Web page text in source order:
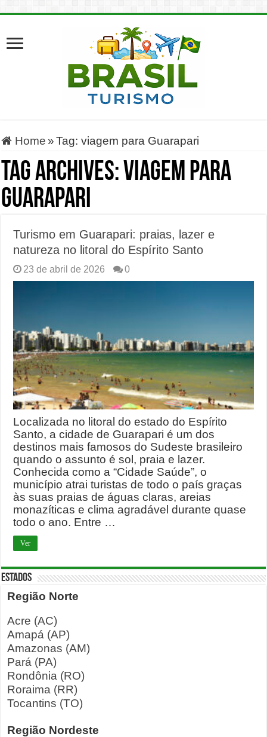
Home » Tag:viagem para Guarapari
Tag Archives: viagem para
Guarapari
Turismo em Guarapari: praias, lazer e
natureza no litoral do Espírito Santo
23 de abril de 2026 0
Localizada no litoral do estado do Espírito
Santo, a cidade de Guarapari é um dos
destinos mais famosos do Sudeste brasileiro
quando o assunto é sol, praia e lazer.
Conhecida como a “Cidade Saúde”, o
município atrai turistas de todo o país graças
às suas praias de águas claras, areias
monazíticas e clima agradável durante quase
todo o ano. Entre …
Ver
ESTADOS
Região Norte
Acre (AC)
Amapá (AP)
Amazonas (AM)
Pará (PA)
Rondônia (RO)
Roraima (RR)
Tocantins (TO)
Região Nordeste